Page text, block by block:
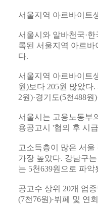
서울지역 아르바이트
서울시와 알바천국·
록된 서울지역 아르바
다.
서울지역 아르바이트
원)보다 205원 많았다
2원)·경기도(5천488원
서울시는 고용노동부
용공고시 '협의 후 시
고소득층이 많은 서울
가장 높았다. 강남구
는 5천639원으로 파
공고수 상위 20개 업
(7천76원)·뷔페 및 연